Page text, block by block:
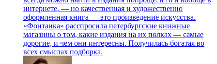
интернете, — но качественная и художественно
оформленная книга — это произведение искусства.
«Фонтанка» расспросила петербургские книжные
магазины о том, какие издания на их полках — самые
дорогие, и чем они интересны. Получилась богатая во
всех смыслах подборка.